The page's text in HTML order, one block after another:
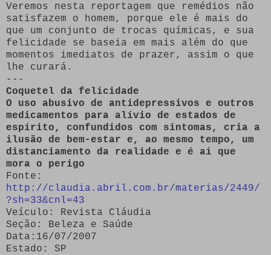
Veremos nesta reportagem que remédios não
satisfazem o homem, porque ele é mais do
que um conjunto de trocas químicas, e sua
felicidade se baseia em mais além do que
momentos imediatos de prazer, assim o que
lhe curará.
---
Coquetel da felicidade
O uso abusivo de antidepressivos e outros
medicamentos para alívio de estados de
espírito, confundidos com sintomas, cria a
ilusão de bem-estar e, ao mesmo tempo, um
distanciamento da realidade e é aí que
mora o perigo
Fonte:
http://claudia.abril.com.br/materias/2449/
?sh=33&cnl=43
Veículo: Revista Cláudia
Seção: Beleza e Saúde
Data:16/07/2007
Estado: SP